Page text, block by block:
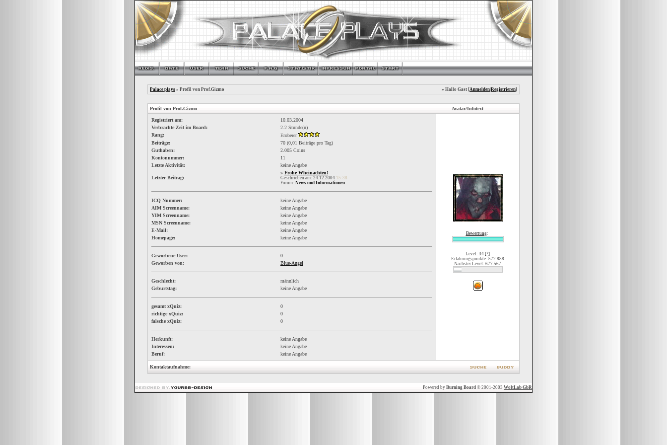
Palace plays » Profil von Prof.Gizmo » Hallo Gast [Anmelden Registrieren]
Profil von Prof.Gizmo Avatar/Infotext
Registriert am:
10.03.2004
Verbrachte Zeit im Board:
2.2 Stunde(n)
Rang:
Eroberer
Beiträge:
70 (0,01 Beiträge pro Tag)
Guthaben:
2.005 Coins
Kontonummer:
11
Letzte Aktivität:
keine Angabe
Letzter Beitrag:
» Frohe Wheinachten!
Geschrieben am: 24.12.2004 15:38
Forum: News und Informationen
ICQ Nummer:
keine Angabe
AIM Screenname:
keine Angabe
YIM Screenname:
keine Angabe
MSN Screenname:
keine Angabe
E-Mail:
keine Angabe
Homepage:
keine Angabe
Geworbene User:
0
Geworben von:
Blue-Angel
Geschlecht:
männlich
Geburtstag:
keine Angabe
gesamt xQuiz:
0
richtige xQuiz:
0
falsche xQuiz:
0
Herkunft:
keine Angabe
Interessen:
keine Angabe
Beruf:
keine Angabe
Bewertung:
Level: 34 [?]
Erfahrungspunkte: 572.888
Nächster Level: 677.567
Kontaktaufnahme:
Powered by Burning Board © 2001-2003 WoltLab GbR